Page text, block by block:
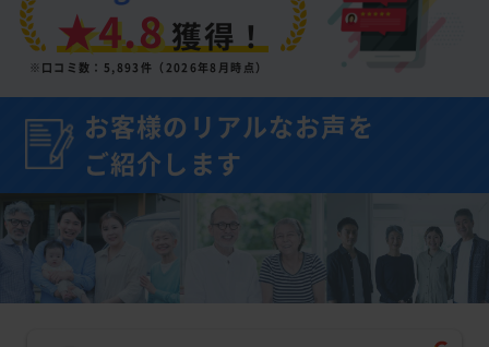
★4.8獲得！
※口コミ数：5,893件（2026年8月時点）
お客様のリアルなお声を
ご紹介します